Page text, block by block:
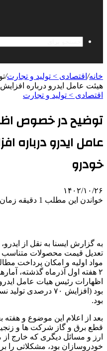
خانه/ اقتصادی > تولید و تجارت/
هیئت عامل ایدرو درباره افزایش ۷۰ درصدی تولید خودرو
اقتصادی > تولید و تجارت
توضیح در خصوص
خودرو
۱۴۰۲/۱۰/۲۶
خواندن این مطلب 1 دقیقه زمان میبرد
به گزارش ایسنا به نقل از
تعدیل قیمت محصولات متناسب
مواد اولیه و امکان پرداخت
۲ هفته اول آذرماه گذشته،
بود (افزایش ۷۰
بود.
بعد از اعلام این موضوع و
قطع برق و گاز شرکت ها و
ارز و مسائل دیگری که خارج
خودروسازان بود، مشکلاتی را